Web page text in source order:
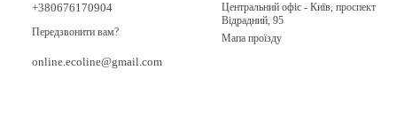
+380676170904
Передзвонити вам?
online.ecoline@gmail.com
Центральний офіс - Київ, проспект
Відрадний, 95
Мапа проїзду